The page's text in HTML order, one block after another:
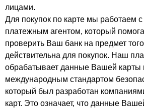
лицами.
Для покупок по карте мы работаем
платежным агентом, который
проверить Ваш банк на предмет
действительна для покупок. Наш
обрабатывает данные Вашей карты
международным стандартом
который был разработан
карт. Это означает, что данные